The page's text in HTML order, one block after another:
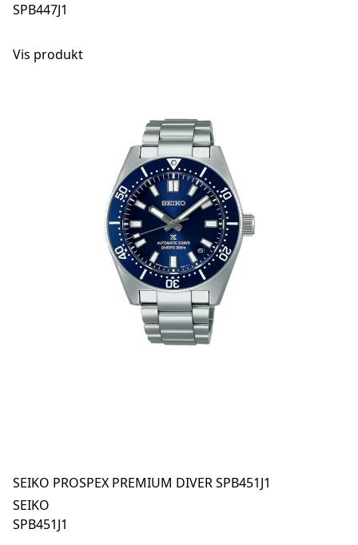
SPB447J1
Vis produkt
SEIKO PROSPEX PREMIUM DIVER SPB451J1
SEIKO
SPB451J1